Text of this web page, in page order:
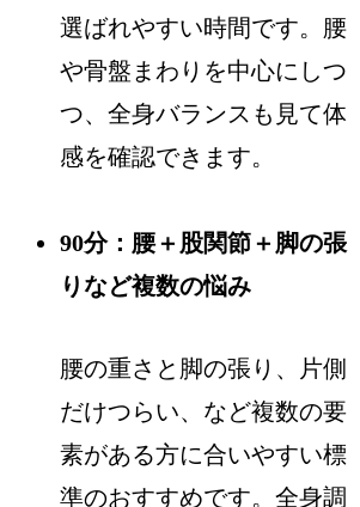
選ばれやすい時間です。腰
や骨盤まわりを中心にしつ
つ、全身バランスも見て体
感を確認できます。
90分：腰＋股関節＋脚の張
りなど複数の悩み
腰の重さと脚の張り、片側
だけつらい、など複数の要
素がある方に合いやすい標
準のおすすめです。全身調